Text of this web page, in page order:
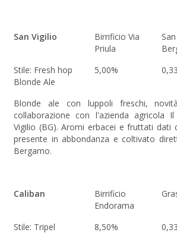
San Vigilio
Birrificio Via
Priula
Stile: Fresh hop
Blonde Ale
5,00%
Blonde ale con luppoli freschi,
collaborazione con l'azienda agricola
Vigilio (BG). Aromi erbacei e fruttati dati
presente in abbondanza e coltivato
Bergamo.
Caliban
Birrificio
Endorama
Stile: Tripel 8,50%